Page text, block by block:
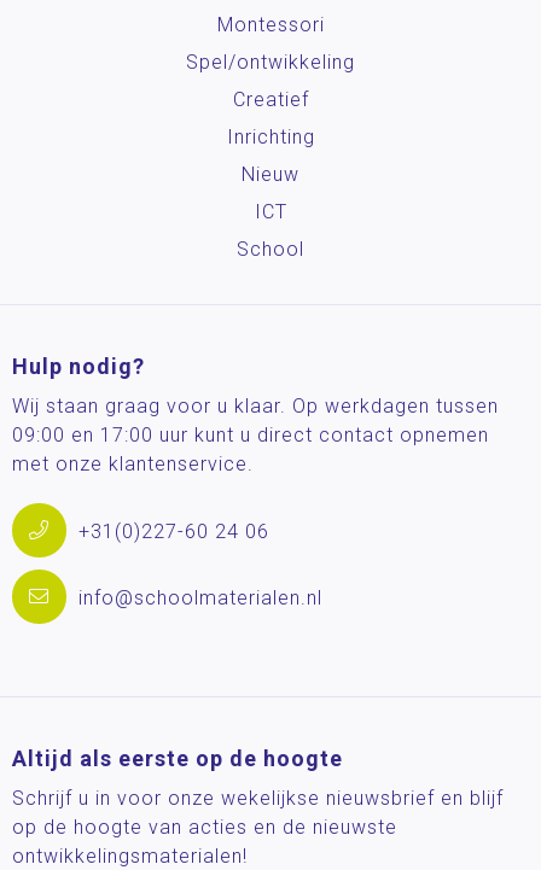
Montessori
Spel/ontwikkeling
Creatief
Inrichting
Nieuw
ICT
School
Hulp nodig?
Wij staan graag voor u klaar. Op werkdagen tussen
09:00 en 17:00 uur kunt u direct contact opnemen
met onze klantenservice.
+31(0)227-60 24 06
info@schoolmaterialen.nl
Altijd als eerste op de hoogte
Schrijf u in voor onze wekelijkse nieuwsbrief en blijf
op de hoogte van acties en de nieuwste
ontwikkelingsmaterialen!